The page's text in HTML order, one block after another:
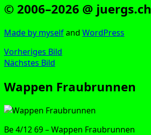
© 2006–2026 @ juergs.ch
Made by mys­elfand Word­Press
Vorheriges Bild
Nächstes Bild
Wappen Fraubrunnen
Be 4/12 69 – Wap­pen Fraubrunnen